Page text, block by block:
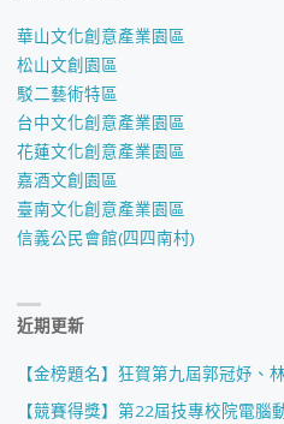
華山文化創意產業園區
松山文創園區
駁二藝術特區
台中文化創意產業園區
花蓮文化創意產業園區
嘉酒文創園區
臺南文化創意產業園區
信義公民會館(四四南村)
近期更新
【金榜題名】狂賀第九屆郭冠妤、
【競賽得獎】第22屆技專校院電腦